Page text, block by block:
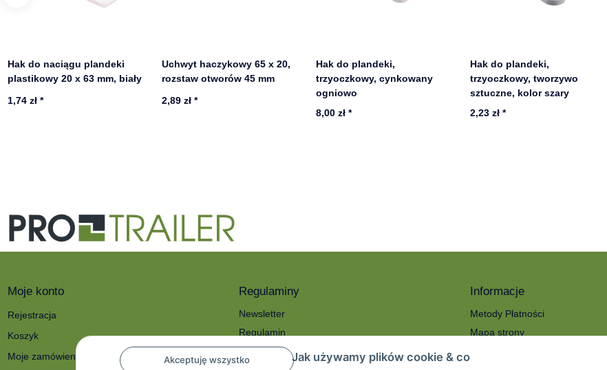
Akceptuję wszystko Jak używamy plików cookie & co
Hak do naciągu plandeki
plastikowy 20 x 63 mm, biały
1,74 zł*
Uchwyt haczykowy 65 x 20,
rozstaw otworów 45 mm
2,89 zł*
Hak do plandeki,
trzyoczkowy, cynkowany
ogniowo
8,00 zł*
Hak do plandeki,
trzyoczkowy, tworzywo
sztuczne, kolor szary
2,23 zł*
Moje konto
Rejestracja
Koszyk
Moje zamówienia
Regulaminy
Newsletter
Regulamin
Polityka prywatności
Informacje
Metody Płatności
Mapa strony